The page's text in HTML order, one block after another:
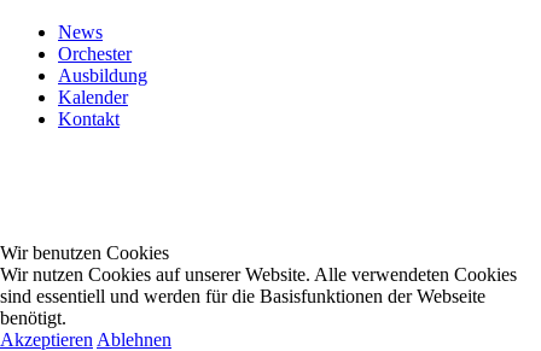
News
Orchester
Ausbildung
Kalender
Kontakt
Wir benutzen Cookies
Wir nutzen Cookies auf unserer Website. Alle verwendeten Cookies
sind essentiell und werden für die Basisfunktionen der Webseite
benötigt.
Akzeptieren Ablehnen